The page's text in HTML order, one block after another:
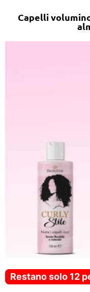
Capelli
Restano solo 12